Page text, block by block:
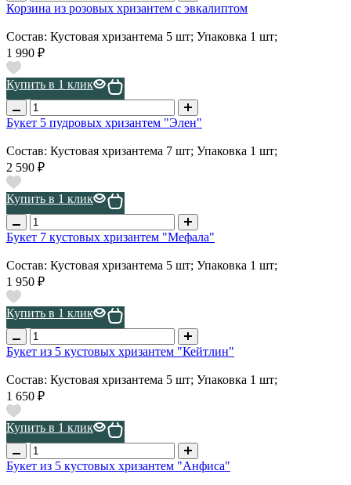
Корзина из розовых хризантем с эвкалиптом
Состав: Кустовая хризантема 5 шт; Упаковка 1 шт;
1 990 ₽
Купить в 1 клик
Букет 5 пудровых хризантем "Элен"
Состав: Кустовая хризантема 7 шт; Упаковка 1 шт;
2 590 ₽
Купить в 1 клик
Букет 7 кустовых хризантем "Мефала"
Состав: Кустовая хризантема 5 шт; Упаковка 1 шт;
1 950 ₽
Купить в 1 клик
Букет из 5 кустовых хризантем "Кейтлин"
Состав: Кустовая хризантема 5 шт; Упаковка 1 шт;
1 650 ₽
Купить в 1 клик
Букет из 5 кустовых хризантем "Анфиса"